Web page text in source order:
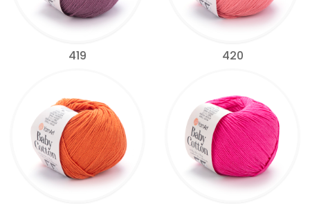
419 420